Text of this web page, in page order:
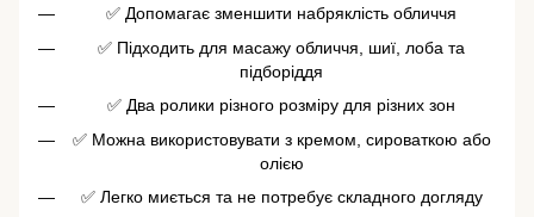
✅ Допомагає зменшити набряклість обличчя
✅ Підходить для масажу обличчя, шиї, лоба та
підборіддя
✅ Два ролики різного розміру для різних зон
✅ Можна використовувати з кремом, сироваткою або
олією
✅ Легко миється та не потребує складного догляду